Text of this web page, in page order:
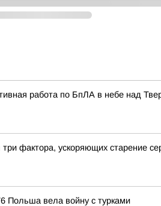
работа по БпЛА в небе над
три фактора, ускоряющих старение
Польша вела войну с турками